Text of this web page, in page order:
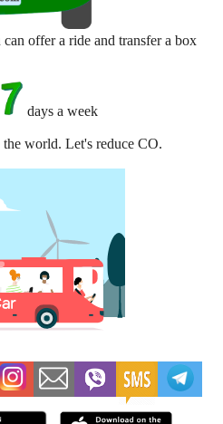
offer a ride and transfer a box
days a week
the world. Let's reduce CO.